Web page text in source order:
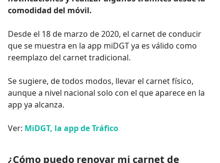
comodidad del móvil.
Desde el 18 de marzo de 2020, el carnet de conducir
que se muestra en la app miDGT ya es válido como
reemplazo del carnet tradicional.
Se sugiere, de todos modos, llevar el carnet físico,
aunque a nivel nacional solo con el que aparece en la
app ya alcanza.
Ver: MiDGT, la app de Tráfico
¿Cómo puedo renovar mi carnet de